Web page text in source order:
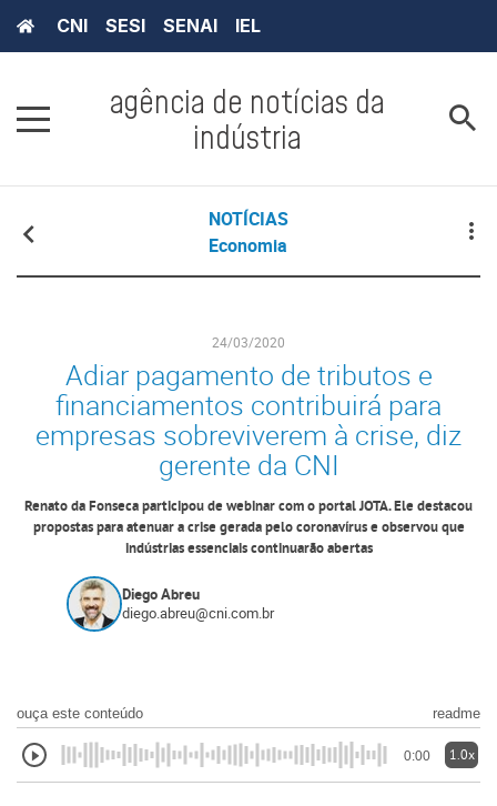
CNI SESI SENAI IEL
agência de notícias da
indústria
NOTÍCIAS
Economia
24/03/2020
Adiar pagamento de tributos e
financiamentos contribuirá para
empresas sobreviverem à crise, diz
gerente da CNI
Renato da Fonseca participou de webinar com o portal JOTA. Ele destacou
propostas para atenuar a crise gerada pelo coronavírus e observou que
indústrias essenciais continuarão abertas
Diego Abreu
diego.abreu@cni.com.br
ouça este conteúdo readme
0:00 1.0x